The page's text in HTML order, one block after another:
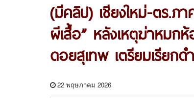
(มีคลิป) เชียงใหม่-ตร.ภ
ผีเสื้อ” หลังเหตุฆ่าหมก
ดอยสุเทพ เตรียมเรียกด
22 พฤษภาคม 2026